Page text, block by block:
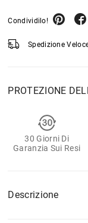
Condividilo!
Spedizione
PROTEZIONE
30 Giorni Di
Garanzia Sui Resi
Descrizione